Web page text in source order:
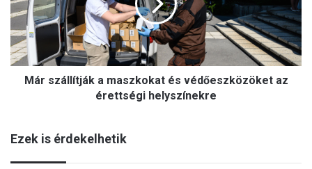
s
ő
d
e
o
d
z
á
l
l
í
a
Már szállítják a maszkokat és védőeszközöket az
érettségi helyszínekre
Ezek is érdekelhetik